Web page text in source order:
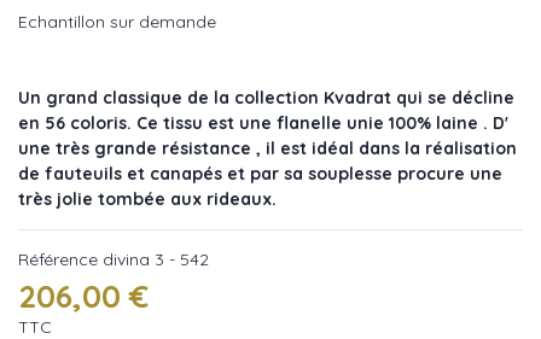
Echantillon sur demande
Un grand classique de la collection Kvadrat qui se décline
en 56 coloris. Ce tissu est une flanelle unie 100% laine . D'
une très grande résistance , il est idéal dans la réalisation
de fauteuils et canapés et par sa souplesse procure une
très jolie tombée aux rideaux.
Référence divina 3 - 542
206,00 €
TTC